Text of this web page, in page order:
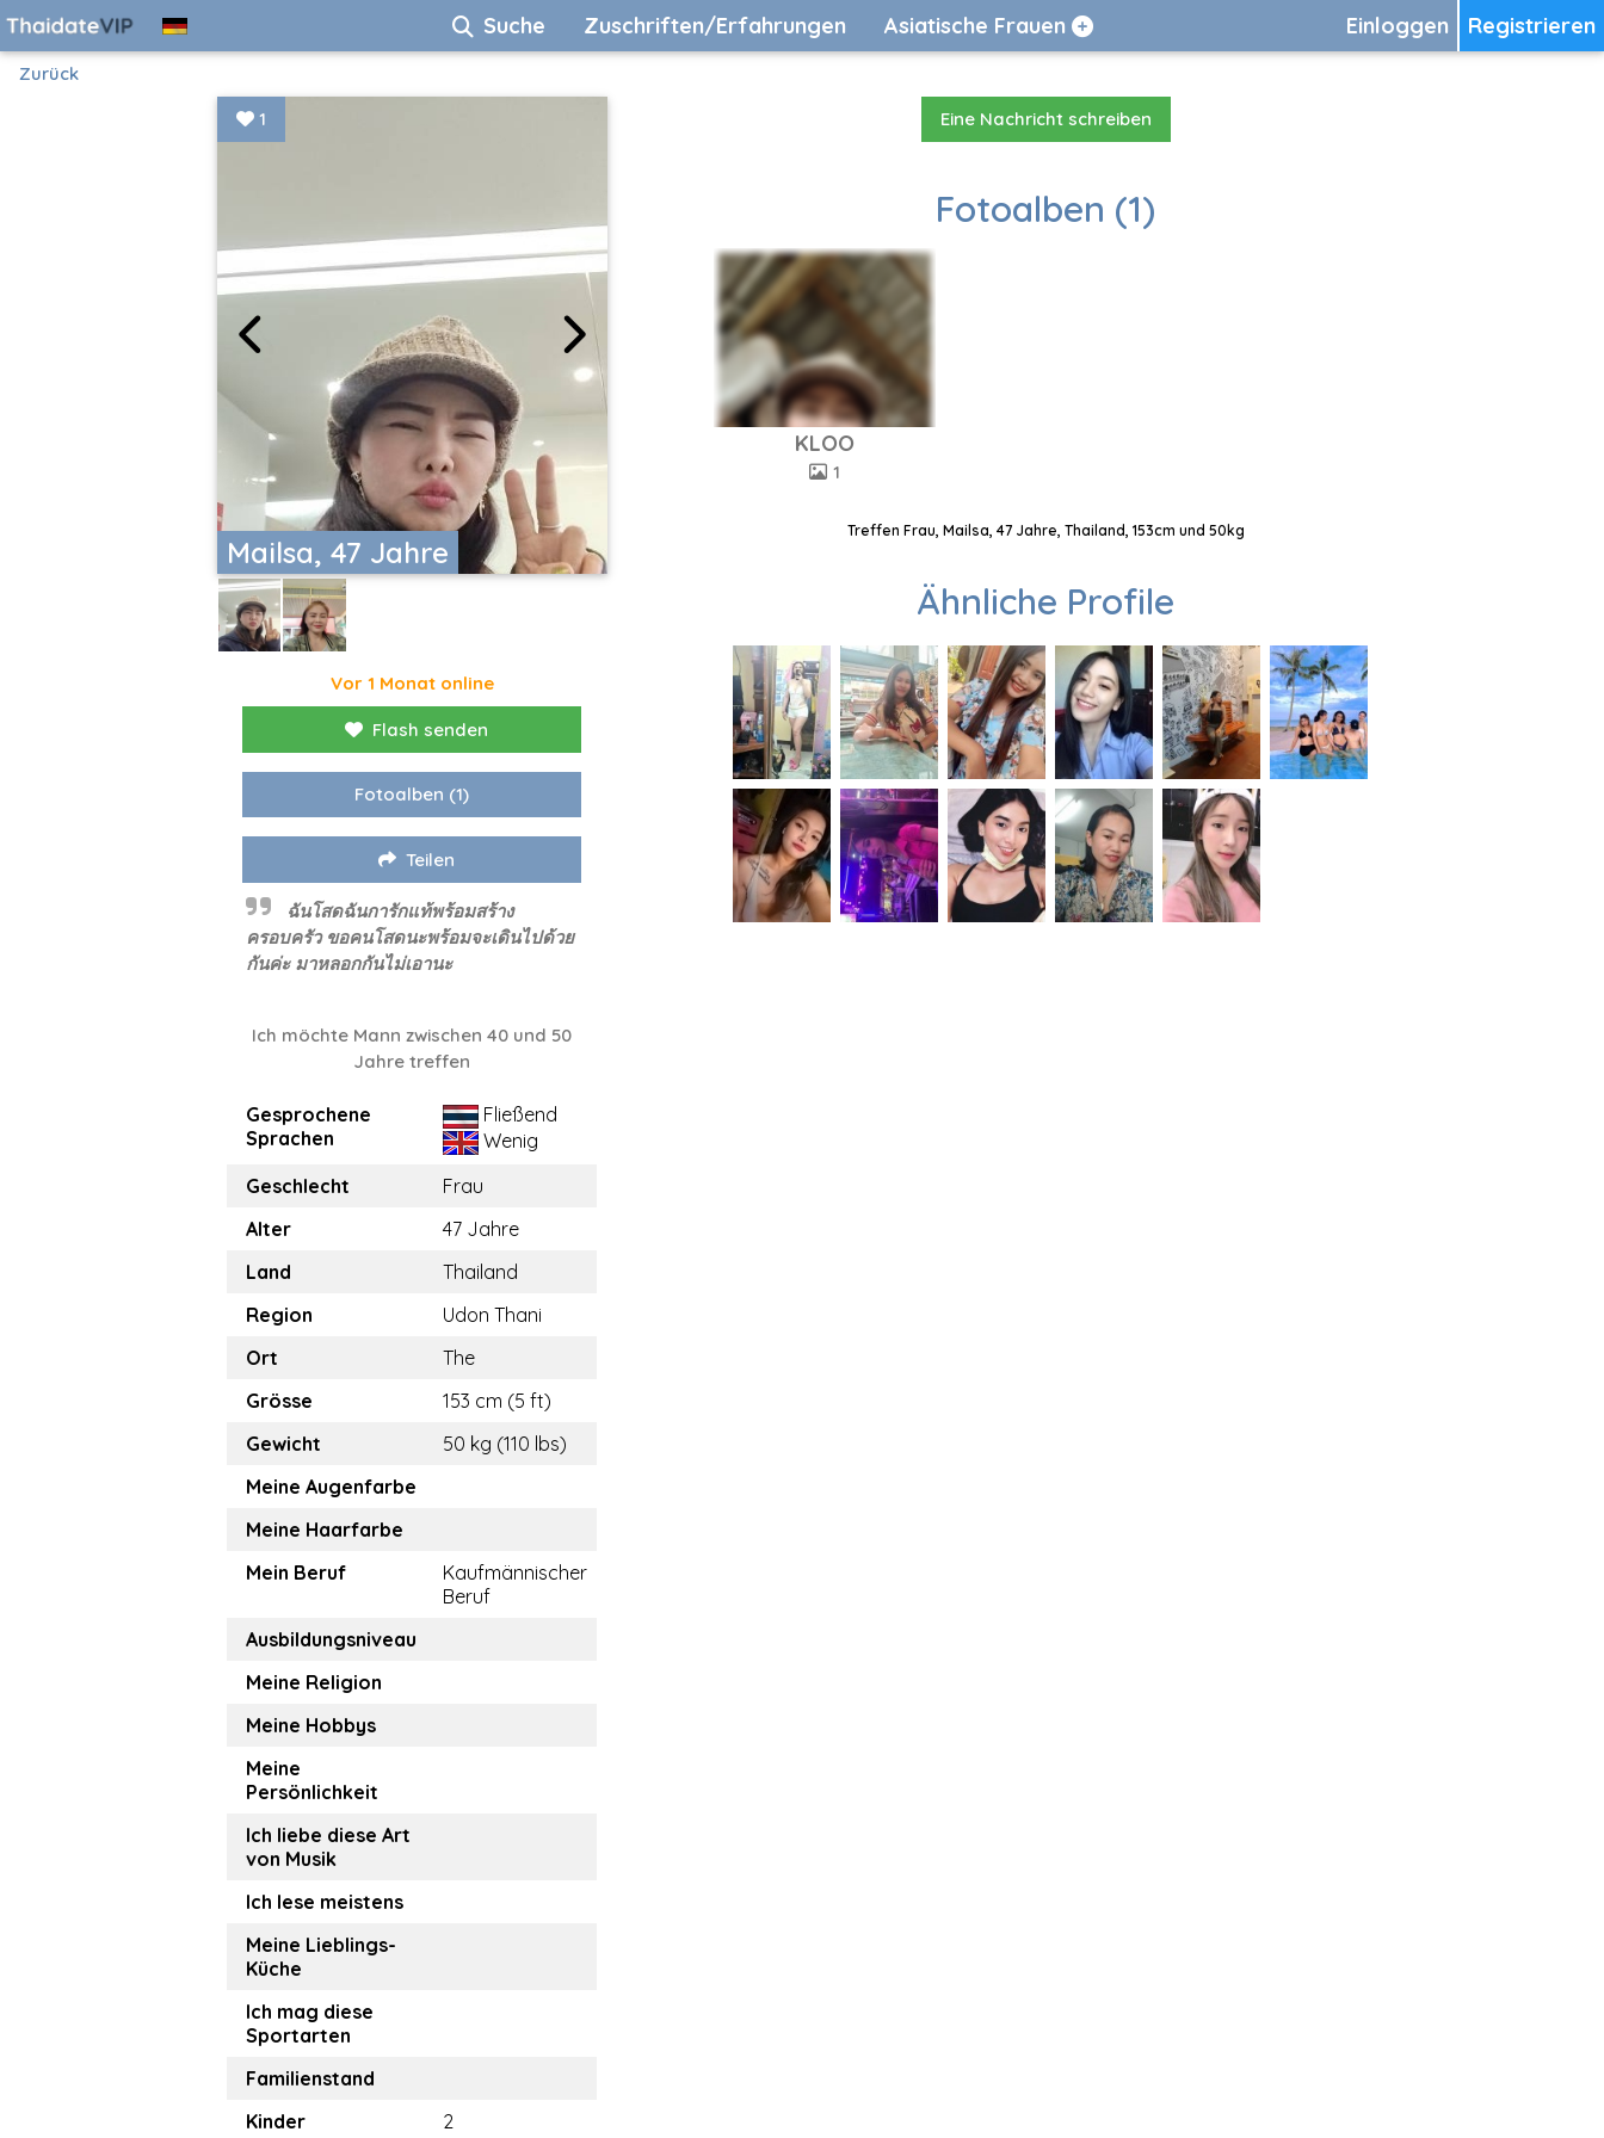
Registrieren
Einloggen
Suche Zuschriften/Erfahrungen Asiatische Frauen
Zurück
Mailsa, 47 Jahre
1
Vor 1 Monat online
Flash senden
Fotoalben (1)
Teilen
ฉันโสดฉันการักแท้พร้อมสร้าง
ครอบครัว ขอคนโสดนะพร้อมจะเดินไปด้วย
กันค่ะ มาหลอกกันไม่เอานะ
Ich möchte Mann zwischen 40 und 50
Jahre treffen
Gesprochene
Sprachen
Fließend
Wenig
Geschlecht
Frau
Alter
47 Jahre
Land
Thailand
Region
Udon Thani
Ort
The
Grösse
153 cm (5 ft)
Gewicht
50 kg (110 lbs)
Meine Augenfarbe
Meine Haarfarbe
Mein Beruf
Kaufmännischer
Beruf
Ausbildungsniveau
Meine Religion
Meine Hobbys
Meine
Persönlichkeit
Ich liebe diese Art
von Musik
Ich lese meistens
Meine Lieblings-
Küche
Ich mag diese
Sportarten
Familienstand
Kinder
2
Eine Nachricht schreiben
Fotoalben (1)
KLOO
1
Treffen Frau, Mailsa, 47 Jahre, Thailand, 153cm und 50kg
Ähnliche Profile